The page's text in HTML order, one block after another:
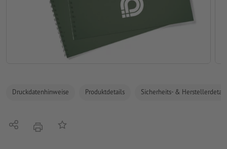
Druckdatenhinweise Produktdetails Sicherheits- &
Teilen DruckenAuf die Merkliste